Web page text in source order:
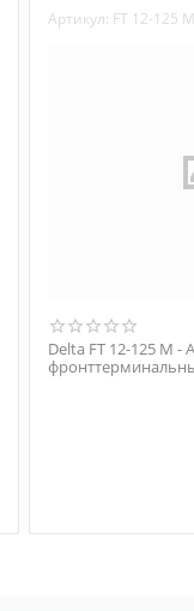
Артикул: FT 12-125 M
Delta FT 12-125 M -